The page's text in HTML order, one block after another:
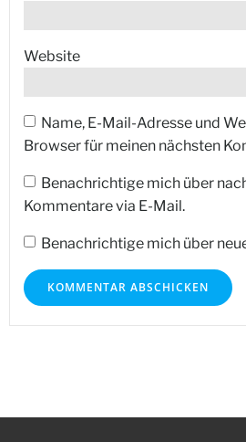
Website
Name, E-Mail-Adresse und
Browser für meinen nächsten
Benachrichtige mich über
Kommentare via E-Mail.
Benachrichtige mich über